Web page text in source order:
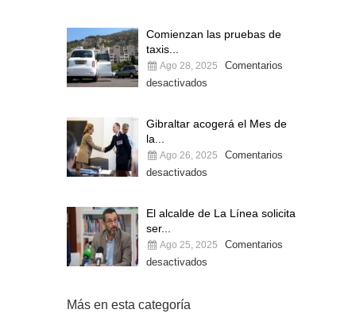
Comienzan las pruebas de
taxis...
Ago 28, 2025
Comentarios
desactivados
Gibraltar acogerá el Mes de
la...
Ago 26, 2025
Comentarios
desactivados
El alcalde de La Línea solicita
ser...
Ago 25, 2025
Comentarios
desactivados
Más en esta categoría